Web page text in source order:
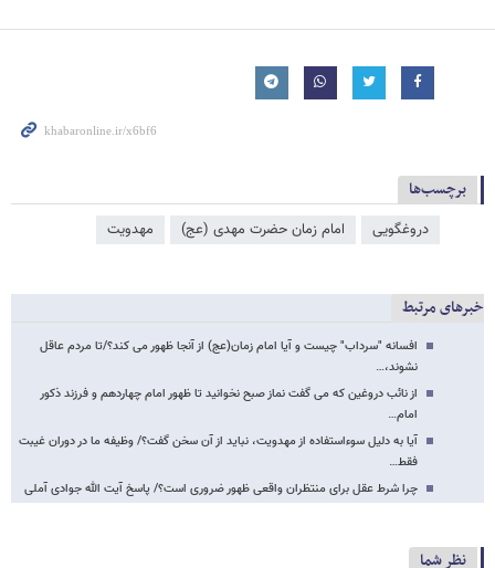
برچسب‌ها
دروغگویی امام زمان حضرت مهدی (عج) مهدویت
خبرهای مرتبط
افسانه "سرداب" چیست و آیا امام زمان(عج) از آنجا ظهور می کند؟/تا مردم عاقل
نشوند،…
از نائب دروغین که می گفت نماز صبح نخوانید تا ظهور امام چهاردهم و فرزند ذکور
امام…
آیا به دلیل سوءاستفاده از مهدویت، نباید از آن سخن گفت؟/ وظیفه ما در دوران غیبت
فقط…
چرا شرط عقل برای منتظران واقعی ظهور ضروری است؟/ پاسخ آیت الله جوادی آملی
نظر شما